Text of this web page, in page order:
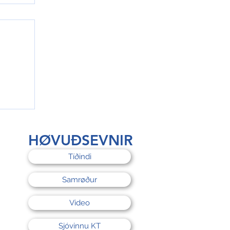
HØVUÐSEVNIR
Tíðindi
Samrøður
Video
Sjóvinnu KT